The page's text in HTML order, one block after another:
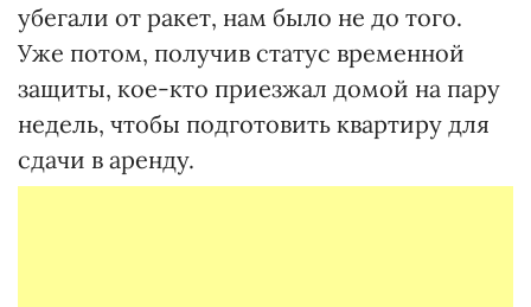
убегали от ракет, нам было не до того.
Уже потом, получив статус временной
защиты, кое-кто приезжал домой на пару
недель, чтобы подготовить квартиру для
сдачи в аренду.